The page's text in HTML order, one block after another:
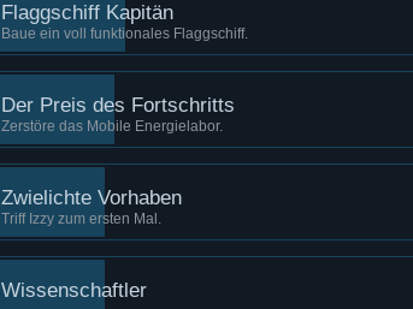
Flaggschiff Kapitän
Baue ein voll funktionales Flaggschiff.
Der Preis des Fortschritts
Zerstöre das Mobile Energielabor.
Zwielichte Vorhaben
Triff Izzy zum ersten Mal.
Wissenschaftler